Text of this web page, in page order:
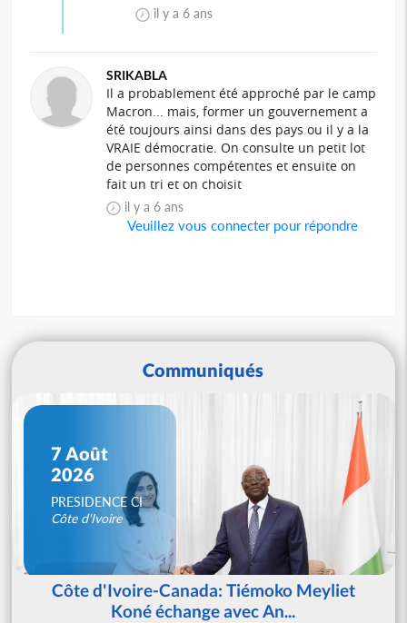
il y a 6 ans
SRIKABLA
Il a probablement été approché par le camp
Macron... mais, former un gouvernement a
été toujours ainsi dans des pays ou il y a la
VRAIE démocratie. On consulte un petit lot
de personnes compétentes et ensuite on
fait un tri et on choisit
il y a 6 ans
Veuillez vous connecter pour répondre
Communiqués
7 Août
2026
PRESIDENCE CI
Côte d'Ivoire
Côte d'Ivoire-Canada: Tiémoko Meyliet
Koné échange avec An...